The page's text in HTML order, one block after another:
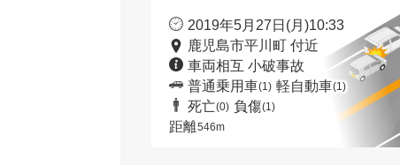
2019年5月27日(月)10:33
鹿児島市平川町 付近
車両相互 小破事故
普通乗用車(1) 軽自動車(1)
死亡(0) 負傷(1)
距離546m